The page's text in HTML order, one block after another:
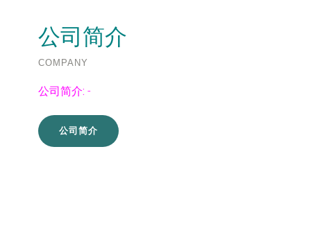
公司简介
COMPANY
公司简介: -
公司简介